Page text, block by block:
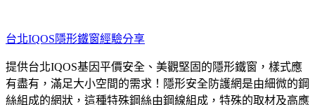
至
主
要
內
容
台北IQOS隱形鐵窗經驗分享
提供台北IQOS基因平價安全、美觀堅固的隱形鐵窗，樣式應
有盡有，滿足大小空間的需求！隱形安全防護網是由細微的鋼
絲組成的網狀，這種特殊鋼絲由鋼線組成，特殊的取材及高應